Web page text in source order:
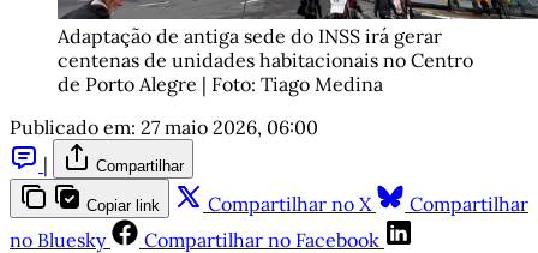
Adaptação de antiga sede do INSS irá gerar
centenas de unidades habitacionais no Centro
de Porto Alegre | Foto: Tiago Medina
Publicado em: 27 maio 2026, 06:00
|
Compartilhar
Copiar link Compartilhar no X
Compartilhar
no Bluesky
Compartilhar no Facebook